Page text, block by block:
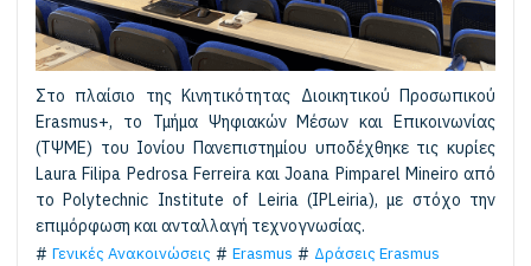
Στο πλαίσιο της Κινητικότητας Διοικητικού Προσωπικού
Erasmus+, το Τμήμα Ψηφιακών Μέσων και Επικοινωνίας
(ΤΨΜΕ) του Ιονίου Πανεπιστημίου υποδέχθηκε τις κυρίες
Laura Filipa Pedrosa Ferreira και Joana Pimparel Mineiro από
το Polytechnic Institute of Leiria (IPLeiria), με στόχο την
επιμόρφωση και ανταλλαγή τεχνογνωσίας.
Γενικές Ανακοινώσεις
Erasmus Δράσεις Erasmus